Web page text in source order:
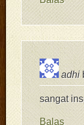
adhi
sangat
Balas